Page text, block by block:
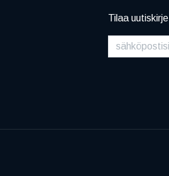
Tilaa uutiskirje